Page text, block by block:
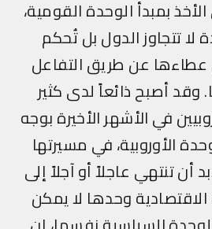
الوحدة القومية،
الدول بل تُحكم
عن طريق التفاعل
أصبح ذائعاً لدى كثير
في الأشهر الأخيرة بوجه
في مسيرتها
تنتهي عاجلاً أو آجلاً إلى
وحدها لا يمكن